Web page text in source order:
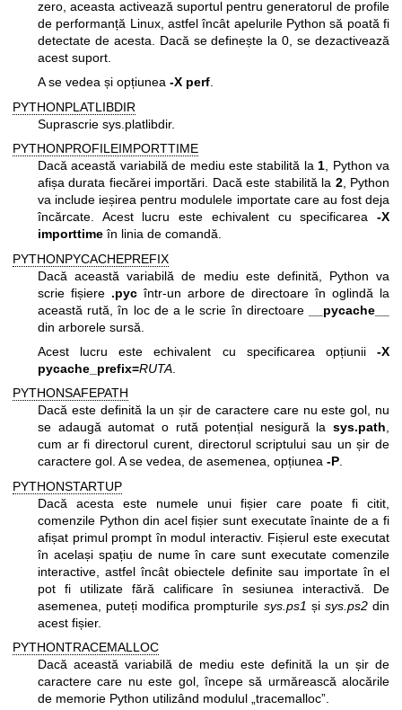
zero, aceasta activează suportul pentru generatorul de profile
de performanță Linux, astfel încât apelurile Python să poată fi
detectate de acesta. Dacă se definește la 0, se dezactivează
acest suport.
A se vedea și opțiunea -X perf.
PYTHONPLATLIBDIR
Suprascrie sys.platlibdir.
PYTHONPROFILEIMPORTTIME
Dacă această variabilă de mediu este stabilită la 1 , Python va
afișa durata fiecărei importări. Dacă este stabilită la 2, Python
va include ieșirea pentru modulele importate care au fost deja
încărcate. Acest lucru este echivalent cu specificarea -X
importtimeîn linia de comandă.
PYTHONPYCACHEPREFIX
Dacă această variabilă de mediu este definită, Python va
scrie fișiere .pycîntr-un arbore de directoare în oglindă la
această rută, în loc de a le scrie în directoare
__pycache__
din arborele sursă.
Acest lucru este echivalent cu specificarea opțiunii -X
pycache_prefix=RUTA
PYTHONSAFEPATH
Dacă este definită la un șir de caractere care nu este gol, nu
se adaugă automat o rută potențial nesigură la sys.path,
cum ar fi directorul curent, directorul scriptului sau un șir de
caractere gol. A se vedea, de asemenea, opțiunea -P.
PYTHONSTARTUP
Dacă acesta este numele unui fișier care poate fi citit,
comenzile Python din acel fișier sunt executate înainte de a fi
afișat primul prompt în modul interactiv. Fișierul este executat
în același spațiu de nume în care sunt executate comenzile
interactive, astfel încât obiectele definite sau importate în el
pot fi utilizate fără calificare în sesiunea interactivă. De
asemenea, puteți modifica prompturile sys.ps1 și sys.ps2din
acest fișier.
PYTHONTRACEMALLOC
Dacă această variabilă de mediu este definită la un șir de
caractere care nu este gol, începe să urmărească alocările
de memorie Python utilizând modulul „tracemalloc”.